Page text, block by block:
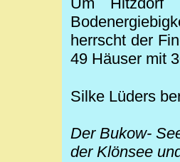
herrscht der
49 Häuser mit
Silke Lüders
Der Bukow-
der Klönsee